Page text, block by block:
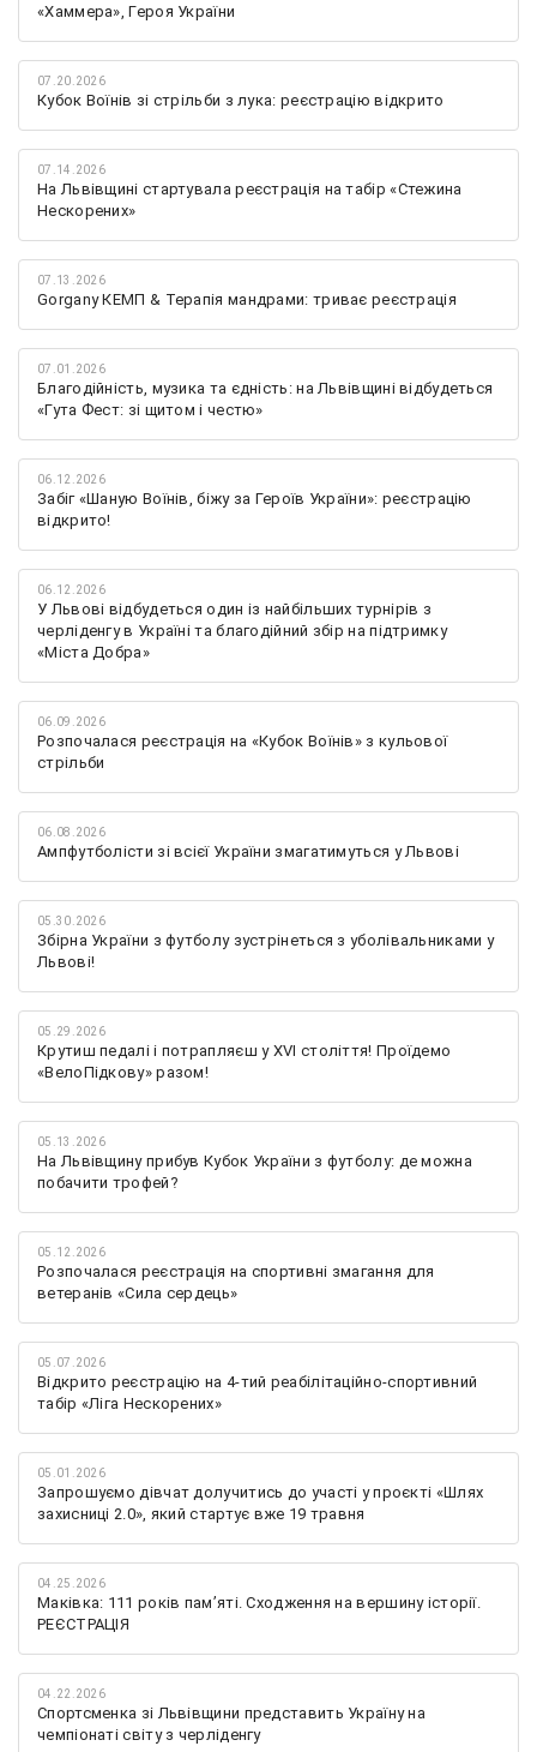
«Хаммера», Героя України
07.20.2026
Кубок Воїнів зі стрільби з лука: реєстрацію відкрито
07.14.2026
На Львівщині стартувала реєстрація на табір «Стежина
Нескорених»
07.13.2026
Gorgany КЕМП & Терапія мандрами: триває реєстрація
07.01.2026
Благодійність, музика та єдність: на Львівщині відбудеться
«Гута Фест: зі щитом і честю»
06.12.2026
Забіг «Шаную Воїнів, біжу за Героїв України»: реєстрацію
відкрито!
06.12.2026
У Львові відбудеться один із найбільших турнірів з
черліденгу в Україні та благодійний збір на підтримку
«Міста Добра»
06.09.2026
Розпочалася реєстрація на «Кубок Воїнів» з кульової
стрільби
06.08.2026
Ампфутболісти зі всієї України змагатимуться у Львові
05.30.2026
Збірна України з футболу зустрінеться з уболівальниками у
Львові!
05.29.2026
Крутиш педалі і потрапляєш у XVI століття! Проїдемо
«ВелоПідкову» разом!
05.13.2026
На Львівщину прибув Кубок України з футболу: де можна
побачити трофей?
05.12.2026
Розпочалася реєстрація на спортивні змагання для
ветеранів «Сила сердець»
05.07.2026
Відкрито реєстрацію на 4-тий реабілітаційно-спортивний
табір «Ліга Нескорених»
05.01.2026
Запрошуємо дівчат долучитись до участі у проєкті «Шлях
захисниці 2.0», який стартує вже 19 травня
04.25.2026
Маківка: 111 років пам’яті. Сходження на вершину історії.
РЕЄСТРАЦІЯ
04.22.2026
Спортсменка зі Львівщини представить Україну на
чемпіонаті світу з черліденгу